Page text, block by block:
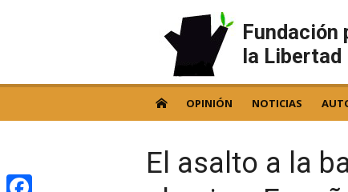
Fundación
la Libertad
OPINIÓN NOTICIAS
El asalto a la